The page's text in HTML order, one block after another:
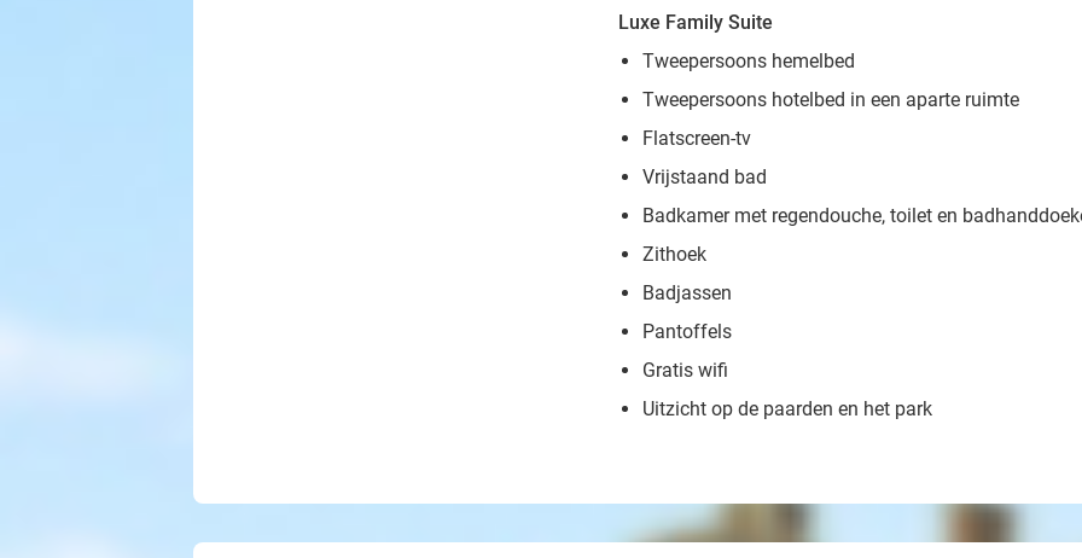
Luxe Family Suite
Tweepersoons hemelbed
Tweepersoons hotelbed in een aparte ruimte
Flatscreen-tv
Vrijstaand bad
Badkamer met regendouche, toilet en
Zithoek
Badjassen
Pantoffels
Gratis wifi
Uitzicht op de paarden en het park